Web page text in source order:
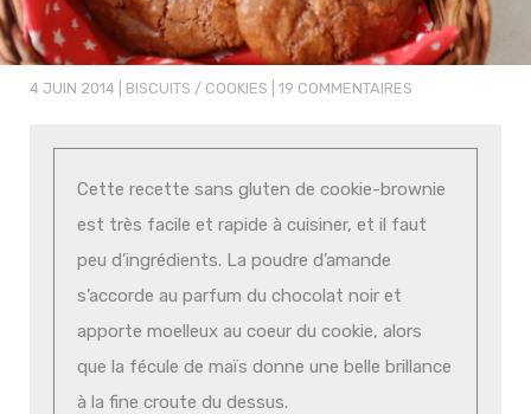
4 JUIN 2014 BISCUITS / COOKIES 19 COMMENTAIRES
Cette recette sans gluten de cookie-brownie
est très facile et rapide à cuisiner, et il faut
peu d’ingrédients. La poudre d’amande
s’accorde au parfum du chocolat noir et
apporte moelleux au coeur du cookie, alors
que la fécule de maïs donne une belle brillance
à la fine croute du dessus.